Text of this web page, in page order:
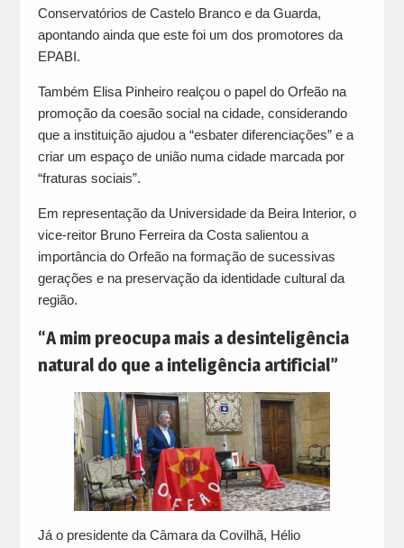
Conservatórios de Castelo Branco e da Guarda,
apontando ainda que este foi um dos promotores da
EPABI.
Também Elisa Pinheiro realçou o papel do Orfeão na
promoção da coesão social na cidade, considerando
que a instituição ajudou a “esbater diferenciações” e a
criar um espaço de união numa cidade marcada por
“fraturas sociais”.
Em representação da Universidade da Beira Interior, o
vice-reitor Bruno Ferreira da Costa salientou a
importância do Orfeão na formação de sucessivas
gerações e na preservação da identidade cultural da
região.
“A mim preocupa mais a desinteligência
natural do que a inteligência artificial”
Já o presidente da Câmara da Covilhã, Hélio